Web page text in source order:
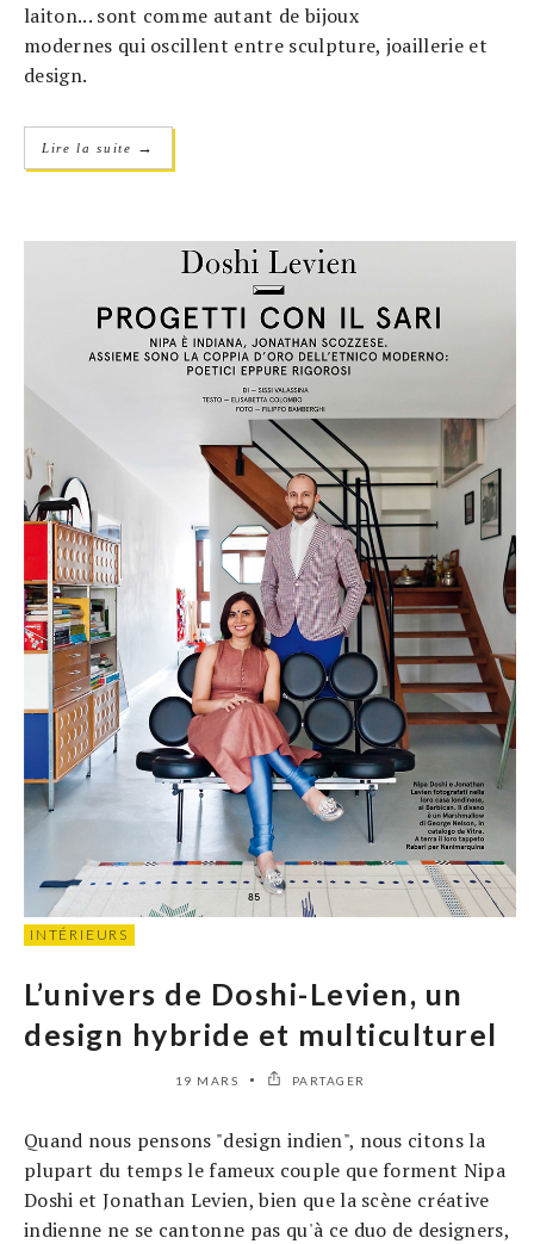
laiton... sont comme autant de bijoux
modernes qui oscillent entre sculpture, joaillerie et
design.
Lire la suite →
INTÉRIEURS
L’univers de Doshi-Levien, un
design hybride et multiculturel
19 MARS PARTAGER
Quand nous pensons "design indien", nous citons la
plupart du temps le fameux couple que forment Nipa
Doshi et Jonathan Levien, bien que la scène créative
indienne ne se cantonne pas qu'à ce duo de designers,